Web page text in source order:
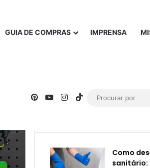
GUIA DE COMPRAS IMPRENSA
PinterestYouTubeInstagram
TikTok
Como
sanitário: